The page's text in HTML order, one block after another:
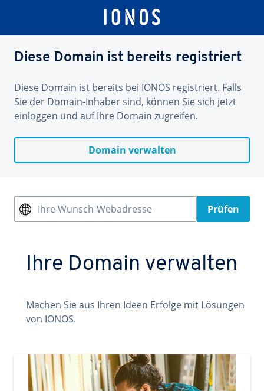
Diese Domain ist bereits registriert
Diese Domain ist bereits bei IONOS registriert. Falls
Sie der Domain-Inhaber sind, können Sie sich jetzt
einloggen und auf Ihre Domain zugreifen.
Domain verwalten
Ihre Wunsch-Webadresse Prüfen
Ihre Domain verwalten
Machen Sie aus Ihren Ideen Erfolge mit Lösungen
von IONOS.